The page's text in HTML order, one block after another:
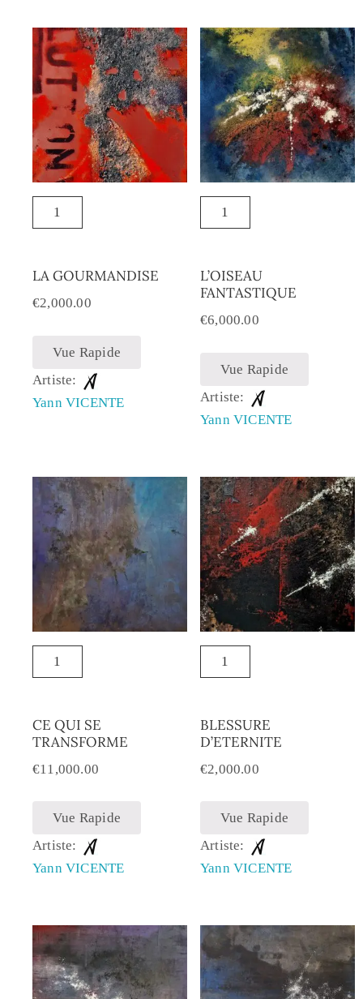
LA GOURMANDISE
€2,000.00
Vue Rapide
Artiste:
Yann VICENTE
L’OISEAU
FANTASTIQUE
€6,000.00
Vue Rapide
Artiste:
Yann VICENTE
CE QUI SE
TRANSFORME
€11,000.00
Vue Rapide
Artiste:
Yann VICENTE
BLESSURE
D’ETERNITE
€2,000.00
Vue Rapide
Artiste:
Yann VICENTE